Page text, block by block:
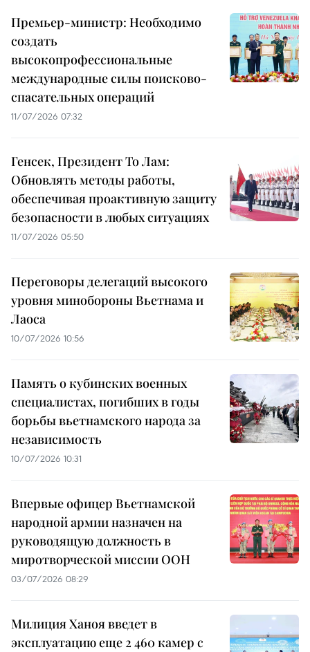
Премьер-министр: Необходимо
создать
высокопрофессиональные
международные силы поисково-
спасательных операций
11/07/2026 07:32
Генсек, Президент То Лам:
Обновлять методы работы,
обеспечивая проактивную защиту
безопасности в любых ситуациях
11/07/2026 05:50
Переговоры делегаций высокого
уровня минобороны Вьетнама и
Лаоса
10/07/2026 10:56
Память о кубинских военных
специалистах, погибших в годы
борьбы вьетнамского народа за
независимость
10/07/2026 10:31
Впервые офицер Вьетнамской
народной армии назначен на
руководящую должность в
миротворческой миссии ООН
03/07/2026 08:29
Милиция Ханоя введет в
эксплуатацию еще 2 460 камер с